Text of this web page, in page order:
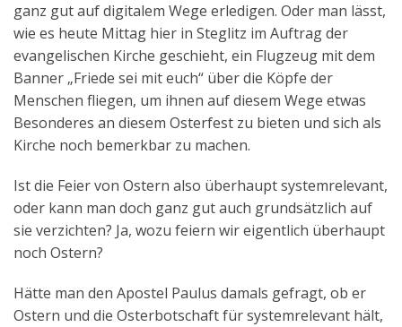
ganz gut auf digitalem Wege erledigen. Oder man lässt,
wie es heute Mittag hier in Steglitz im Auftrag der
evangelischen Kirche geschieht, ein Flugzeug mit dem
Banner „Friede sei mit euch“ über die Köpfe der
Menschen fliegen, um ihnen auf diesem Wege etwas
Besonderes an diesem Osterfest zu bieten und sich als
Kirche noch bemerkbar zu machen.
Ist die Feier von Ostern also überhaupt systemrelevant,
oder kann man doch ganz gut auch grundsätzlich auf
sie verzichten? Ja, wozu feiern wir eigentlich überhaupt
noch Ostern?
Hätte man den Apostel Paulus damals gefragt, ob er
Ostern und die Osterbotschaft für systemrelevant hält,